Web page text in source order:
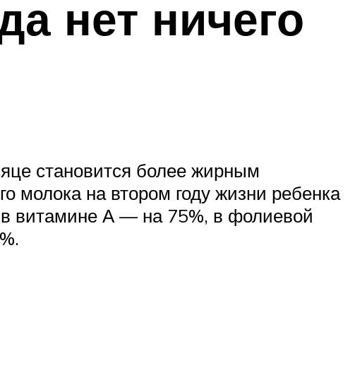
нет ничего
становится более жирным
молока на втором году жизни ребенка
витамине А — на 75%, в фолиевой